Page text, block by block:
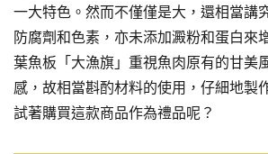
一大特色。然而不僅僅是大，還相當講
防腐劑和色素，亦未添加澱粉和蛋白來
葉魚板「大漁旗」重視魚肉原有的甘美
感，故相當斟酌材料的使用，仔細地製
試著購買這款商品作為禮品呢？